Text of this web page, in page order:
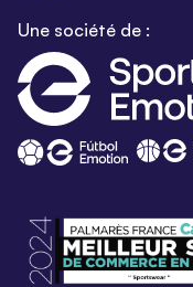
Une société de :